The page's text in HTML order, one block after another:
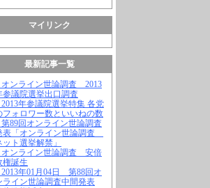
マイリンク
最新記事一覧
オンライン世論調査 2013
参議院選挙出口調査
年参議院選挙特集 各党
フォロワー数といいねの数
89回オンライン世論調査
表「オンライン世論調査
ット選挙解禁」
オンライン世論調査 安倍
権誕生
2013年01月04日 第88回オ
ライン世論調査中間発表